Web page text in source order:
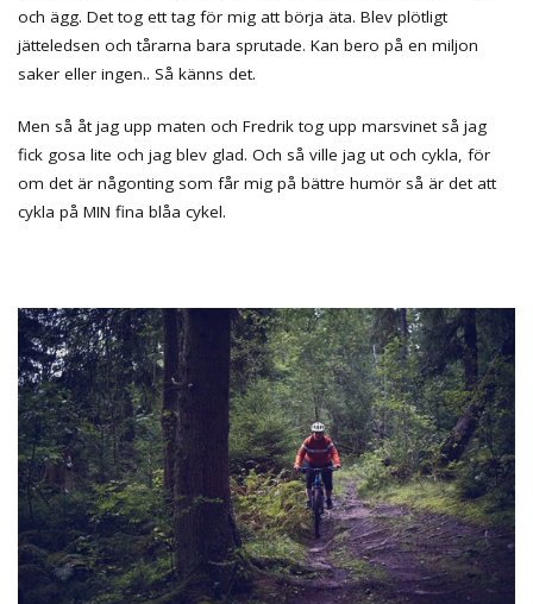
och ägg. Det tog ett tag för mig att börja äta. Blev plötligt
jätteledsen och tårarna bara sprutade. Kan bero på en miljon
saker eller ingen.. Så känns det.
Men så åt jag upp maten och Fredrik tog upp marsvinet så jag
fick gosa lite och jag blev glad. Och så ville jag ut och cykla, för
om det är någonting som får mig på bättre humör så är det att
cykla på MIN fina blåa cykel.